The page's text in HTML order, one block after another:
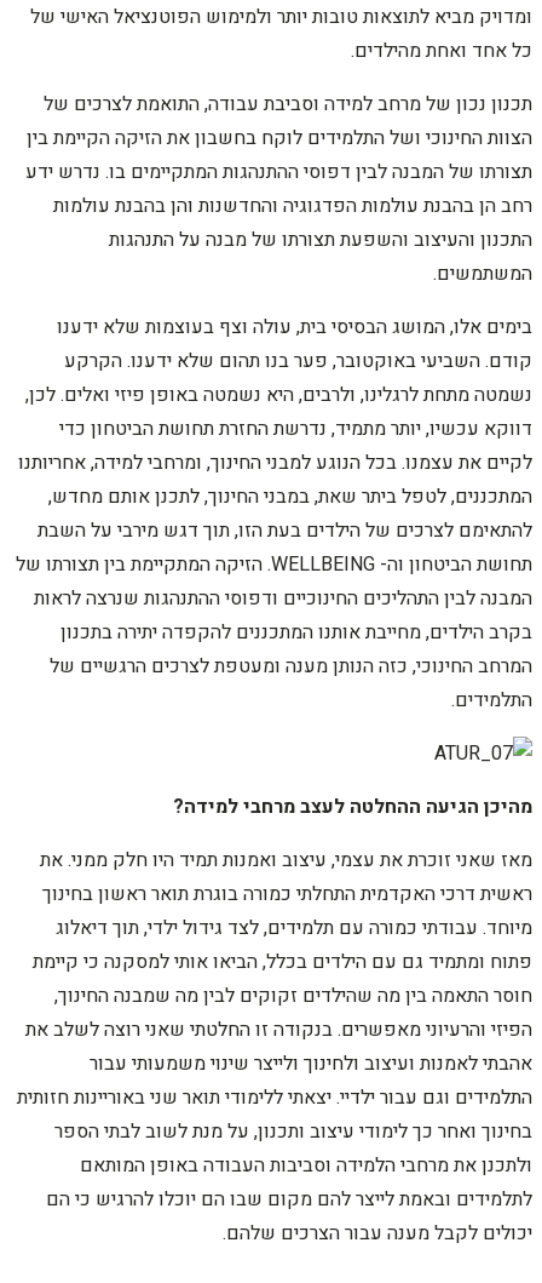
ומדויק מביא לתוצאות טובות יותר ולמימוש הפוטנציאל האישי של
כל אחד ואחת מהילדים.
תכנון נכון של מרחב למידה וסביבת עבודה, התואמת לצרכים של
הצוות החינוכי ושל התלמידים לוקח בחשבון את הזיקה הקיימת בין
תצורתו של המבנה לבין דפוסי ההתנהגות המתקיימים בו. נדרש ידע
רחב הן בהבנת עולמות הפדגוגיה והחדשנות והן בהבנת עולמות
התכנון והעיצוב והשפעת תצורתו של מבנה על התנהגות
המשתמשים.
בימים אלו, המושג הבסיסי בית, עולה וצף בעוצמות שלא ידענו
קודם. השביעי באוקטובר, פער בנו תהום שלא ידענו. הקרקע
נשמטה מתחת לרגלינו, ולרבים, היא נשמטה באופן פיזי ואלים. לכן,
דווקא עכשיו, יותר מתמיד, נדרשת החזרת תחושת הביטחון כדי
לקיים את עצמנו. בכל הנוגע למבני החינוך, ומרחבי למידה, אחריותנו
המתכננים, לטפל ביתר שאת, במבני החינוך, לתכנן אותם מחדש,
להתאימם לצרכים של הילדים בעת הזו, תוך דגש מירבי על השבת
תחושת הביטחון וה- WELLBEING. הזיקה המתקיימת בין תצורתו של
המבנה לבין התהליכים החינוכיים ודפוסי ההתנהגות שנרצה לראות
בקרב הילדים, מחייבת אותנו המתכננים להקפדה יתירה בתכנון
המרחב החינוכי, כזה הנותן מענה ומעטפת לצרכים הרגשיים של
התלמידים.
מהיכן הגיעה ההחלטה לעצב מרחבי למידה?
מאז שאני זוכרת את עצמי, עיצוב ואמנות תמיד היו חלק ממני. את
ראשית דרכי האקדמית התחלתי כמורה בוגרת תואר ראשון בחינוך
מיוחד. עבודתי כמורה עם תלמידים, לצד גידול ילדי, תוך דיאלוג
פתוח ומתמיד גם עם הילדים בכלל, הביאו אותי למסקנה כי קיימת
חוסר התאמה בין מה שהילדים זקוקים לבין מה שמבנה החינוך,
הפיזי והרעיוני מאפשרים. בנקודה זו החלטתי שאני רוצה לשלב את
אהבתי לאמנות ועיצוב ולחינוך ולייצר שינוי משמעותי עבור
התלמידים וגם עבור ילדיי. יצאתי ללימודי תואר שני באוריינות חזותית
בחינוך ואחר כך לימודי עיצוב ותכנון, על מנת לשוב לבתי הספר
ולתכנן את מרחבי הלמידה וסביבות העבודה באופן המותאם
לתלמידים ובאמת לייצר להם מקום שבו הם יוכלו להרגיש כי הם
יכולים לקבל מענה עבור הצרכים שלהם.